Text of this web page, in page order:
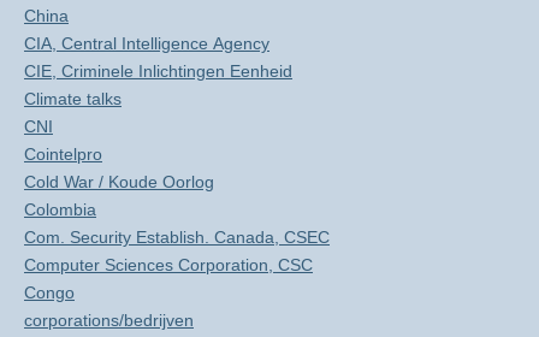
China
CIA, Central Intelligence Agency
CIE, Criminele Inlichtingen Eenheid
Climate talks
CNI
Cointelpro
Cold War / Koude Oorlog
Colombia
Com. Security Establish. Canada, CSEC
Computer Sciences Corporation, CSC
Congo
corporations/bedrijven